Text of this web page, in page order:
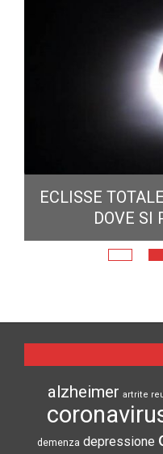
ECLISSE
DOVE SI
alzheimer artrite
demenza depressione